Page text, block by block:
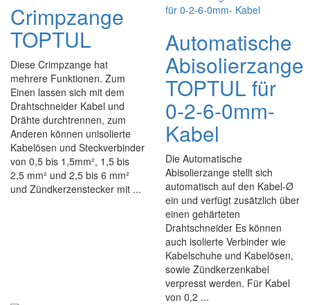
Crimpzange
TOPTUL
Diese Crimpzange hat
mehrere Funktionen. Zum
Einen lassen sich mit dem
Drahtschneider Kabel und
Drähte durchtrennen, zum
Anderen können unisolierte
Kabelösen und Steckverbinder
von 0,5 bis 1,5mm², 1,5 bis
2,5 mm² und 2,5 bis 6 mm²
und Zündkerzenstecker mit ...
Automatische
Abisolierzange
TOPTUL für
0-2-6-0mm-
Kabel
Die Automatische
Abisolierzange stellt sich
automatisch auf den Kabel-Ø
ein und verfügt zusätzlich über
einen gehärteten
Drahtschneider Es können
auch isolierte Verbinder wie
Kabelschuhe und Kabelösen,
sowie Zündkerzenkabel
verpresst werden. Für Kabel
von 0,2 ...